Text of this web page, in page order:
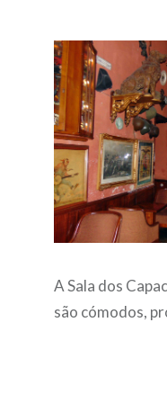
A Sala dos
são cómodos,